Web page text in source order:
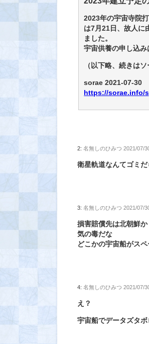
2023年の宇宙寺院
は7月21日、故人に
ました。
宇宙供養の申し込み
（以下略、続きは
sorae 2021-07-30
https://sorae.info/
2:名無しのひみつ 2021/07/
衛星軌道なんてゴミ
3:名無しのひみつ 2021/07/
損害賠償先は北朝鮮か
気の毒だな
どこかの宇宙船がス
4:名無しのひみつ 2021/07/
え？
宇宙船でデータズタ